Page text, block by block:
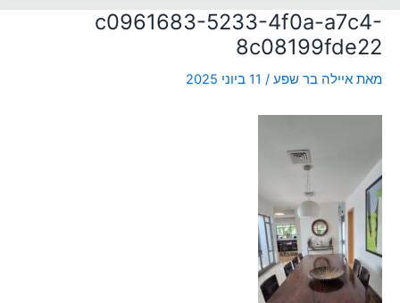
c0961683-5233-4f0a-a7c4-
8c08199fde22
מאת איילה בר שפע / 11 ביוני 2025